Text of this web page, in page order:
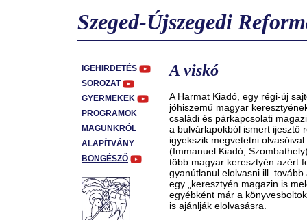
Szeged-Újszegedi
IGEHIRDETÉS
SOROZAT
GYERMEKEK
PROGRAMOK
MAGUNKRÓL
ALAPÍTVÁNY
BÖNGÉSZŐ
A viskó
A Harmat Kiadó, egy régi-új
jóhiszemű magyar
családi és párkapcsolati
a bulvárlapokból ismert ijesztő
igyekszik megvetetni olvasóival
(Immanuel Kiadó,
több magyar keresztyén azért
gyanútlanul elolvasni ill.
egy „keresztyén magazin is
egyébként már a
is ajánlják elolvasásra.